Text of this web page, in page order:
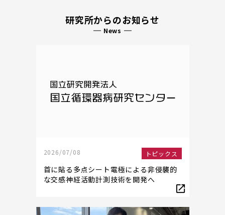
研究所からのお知らせ
News
2026/07/08 トピックス
首に貼る多点シート電極による非侵襲的
な交感神経活動計測技術を開発へ